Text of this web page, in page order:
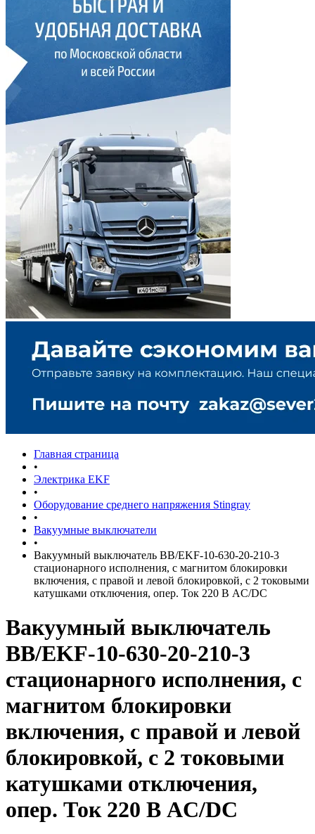
Главная страница
•
Электрика EKF
•
Оборудование среднего напряжения Stingray
•
Вакуумные выключатели
•
Вакуумный выключатель BB/EKF-10-630-20-210-3
стационарного исполнения, с магнитом блокировки
включения, с правой и левой блокировкой, с 2 токовыми
катушками отключения, опер. Ток 220 В AC/DC
Вакуумный выключатель
BB/EKF-10-630-20-210-3
стационарного исполнения, с
магнитом блокировки
включения, с правой и левой
блокировкой, с 2 токовыми
катушками отключения,
опер. Ток 220 В AC/DC